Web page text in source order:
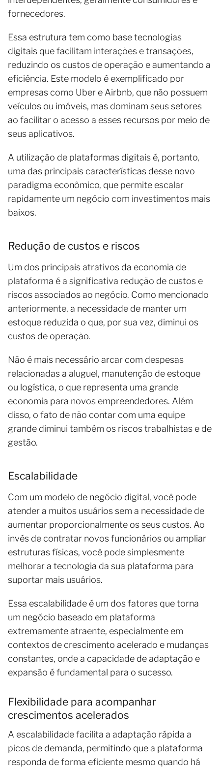
fornecedores.
Essa estrutura tem como base tecnologias
digitais que facilitam interações e transações,
reduzindo os custos de operação e aumentando a
eficiência. Este modelo é exemplificado por
empresas como Uber e Airbnb, que não possuem
veículos ou imóveis, mas dominam seus setores
ao facilitar o acesso a esses recursos por meio de
seus aplicativos.
A utilização de plataformas digitais é, portanto,
uma das principais características desse novo
paradigma econômico, que permite escalar
rapidamente um negócio com investimentos mais
baixos.
Redução de custos e riscos
Um dos principais atrativos da economia de
plataforma é a significativa redução de custos e
riscos associados ao negócio. Como mencionado
anteriormente, a necessidade de manter um
estoque reduzida o que, por sua vez, diminui os
custos de operação.
Não é mais necessário arcar com despesas
relacionadas a aluguel, manutenção de estoque
ou logística, o que representa uma grande
economia para novos empreendedores. Além
disso, o fato de não contar com uma equipe
grande diminui também os riscos trabalhistas e de
gestão.
Escalabilidade
Com um modelo de negócio digital, você pode
atender a muitos usuários sem a necessidade de
aumentar proporcionalmente os seus custos. Ao
invés de contratar novos funcionários ou ampliar
estruturas físicas, você pode simplesmente
melhorar a tecnologia da sua plataforma para
suportar mais usuários.
Essa escalabilidade é um dos fatores que torna
um negócio baseado em plataforma
extremamente atraente, especialmente em
contextos de crescimento acelerado e mudanças
constantes, onde a capacidade de adaptação e
expansão é fundamental para o sucesso.
Flexibilidade para acompanhar
crescimentos acelerados
A escalabilidade facilita a adaptação rápida a
picos de demanda, permitindo que a plataforma
responda de forma eficiente mesmo quando há